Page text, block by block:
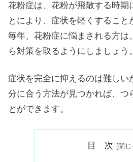
花粉症は、花粉が飛散する時期
とにより、症状を軽くすること
毎年、花粉症に悩まされる方は
ら対策を取るようにしましょう。
症状を完全に抑えるのは難しい
分に合う方法が見つかれば、つ
とができます。
目 次